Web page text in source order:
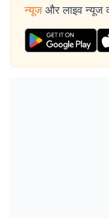
न्यूज और लाइव न्यूज